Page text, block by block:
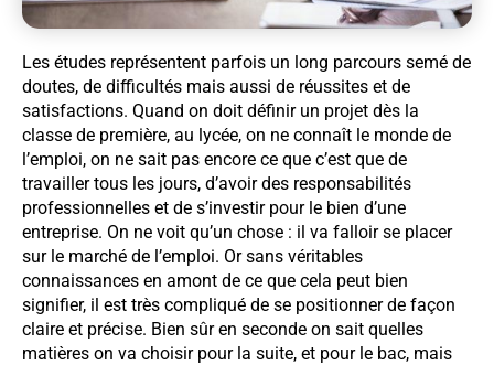
Les études représentent parfois un long parcours semé de
doutes, de difficultés mais aussi de réussites et de
satisfactions. Quand on doit définir un projet dès la
classe de première, au lycée, on ne connaît le monde de
l’emploi, on ne sait pas encore ce que c’est que de
travailler tous les jours, d’avoir des responsabilités
professionnelles et de s’investir pour le bien d’une
entreprise. On ne voit qu’un chose : il va falloir se placer
sur le marché de l’emploi. Or sans véritables
connaissances en amont de ce que cela peut bien
signifier, il est très compliqué de se positionner de façon
claire et précise. Bien sûr en seconde on sait quelles
matières on va choisir pour la suite, et pour le bac, mais